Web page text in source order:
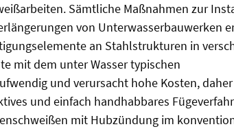
Sämtliche Maßnahmen zur
von Unterwasserbauwerken
an Stahlstrukturen in
mit dem unter Wasser typischen
und verursacht hohe Kosten,
und einfach handhabbares
mit Hubzündung im